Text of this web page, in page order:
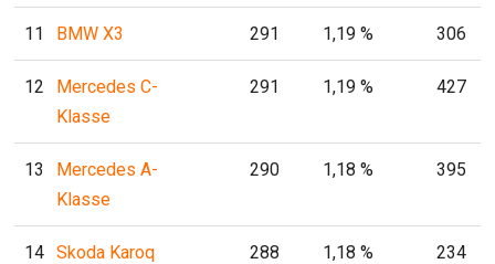
11 BMW X3 291 1,19 % 306
12
Mercedes C-
Klasse
291 1,19 % 427
13
Mercedes A-
Klasse
290 1,18 % 395
14 Skoda Karoq 288 1,18 % 234